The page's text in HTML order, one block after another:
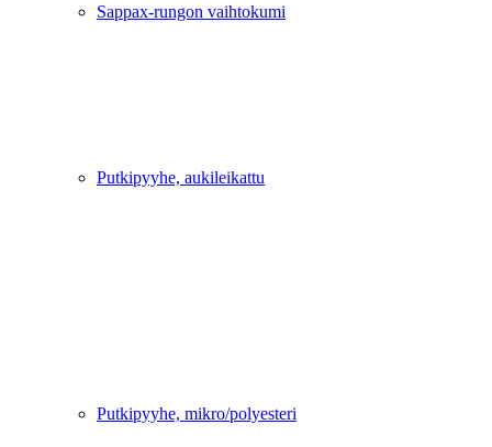
Sappax-rungon vaihtokumi
Putkipyyhe, aukileikattu
Putkipyyhe, mikro/polyesteri